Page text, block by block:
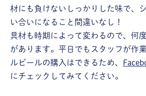
材にも負けないしっかりした味で、
い合いになること間違いなし！
具材も時期によって変わるので、何
があります。平日でもスタッフが作
ルビールの購入はできるため、
にチェックしてみてください。